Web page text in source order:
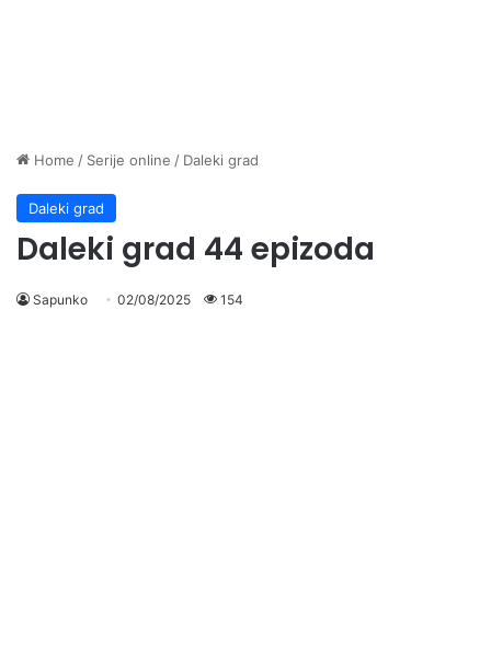
Home / Serije online / Daleki grad
Daleki grad
Daleki grad 44 epizoda
Sapunko 02/08/2025 154